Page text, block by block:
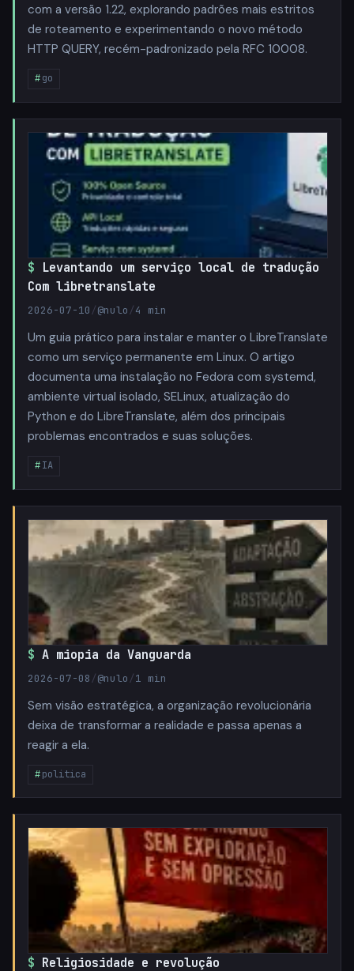
com a versão 1.22, explorando padrões mais estritos
de roteamento e experimentando o novo método
HTTP QUERY, recém-padronizado pela RFC 10008.
go
Levantando um serviço local de tradução
Com libretranslate
2026-07-10 /@nulo /4 min
Um guia prático para instalar e manter o LibreTranslate
como um serviço permanente em Linux. O artigo
documenta uma instalação no Fedora com systemd,
ambiente virtual isolado, SELinux, atualização do
Python e do LibreTranslate, além dos principais
problemas encontrados e suas soluções.
IA
A miopia da Vanguarda
2026-07-08 /@nulo /1 min
Sem visão estratégica, a organização revolucionária
deixa de transformar a realidade e passa apenas a
reagir a ela.
politica
Religiosidade e revolução